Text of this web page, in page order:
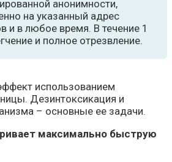
анонимности,
на указанный адрес
и в любое время. В течение 1
и полное отрезвление.
использованием
Дезинтоксикация и
– основные ее задачи.
максимально быструю